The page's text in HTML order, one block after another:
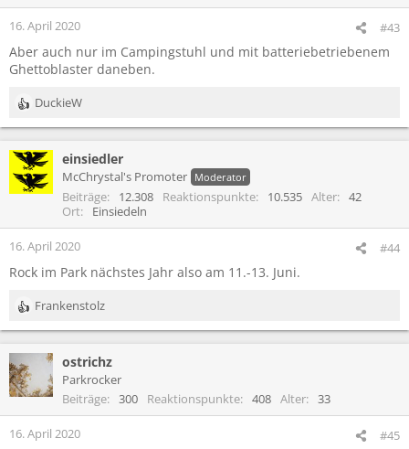
n
n
:
16. April 2020 #43
Aber auch nur im Campingstuhl und mit batteriebetriebenem
Ghettoblaster daneben.
R
e
k
t
i
n
e
:
DuckieW
einsiedler
McChrystal's Promoter Moderator
Beiträge 12.308 Reaktionspunkte 10.535 Alter
42
Ort
Einsiedeln
16. April 2020 #44
Rock im Park nächstes Jahr also am 11.-13. Juni.
R
e
k
t
i
n
Frankenstolz
ostrichz
Parkrocker
Beiträge
300 Reaktionspunkte 408 Alter 33
16. April 2020 #45